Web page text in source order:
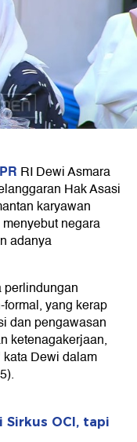
RI Dewi Asmara
Hak Asasi
karyawan
menyebut negara
adanya
yang kerap
dan pengawasan
ketenagakerjaan,
Dewi dalam
Sirkus OCI, tapi